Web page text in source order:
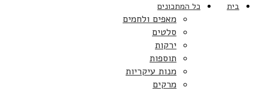
בית כל המתכונים
מאפים ולחמים
סלטים
ירקות
תוספות
מנות עיקריות
מרקים